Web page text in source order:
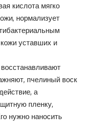
кислота мягко
нормализует
уставших и
пчелиный воск
а
пленку,
нужно наносить